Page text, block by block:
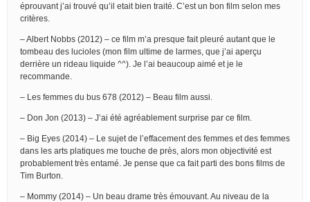
éprouvant j’ai trouvé qu’il etait bien traité. C’est un bon film selon mes
critères.
– Albert Nobbs (2012) – ce film m’a presque fait pleuré autant que le
tombeau des lucioles (mon film ultime de larmes, que j’ai aperçu
derrière un rideau liquide ^^). Je l’ai beaucoup aimé et je le
recommande.
– Les femmes du bus 678 (2012) – Beau film aussi.
– Don Jon (2013) – J’ai été agréablement surprise par ce film.
– Big Eyes (2014) – Le sujet de l’effacement des femmes et des femmes
dans les arts platiques me touche de près, alors mon objectivité est
probablement très entamé. Je pense que ca fait parti des bons films de
Tim Burton.
– Mommy (2014) – Un beau drame très émouvant. Au niveau de la